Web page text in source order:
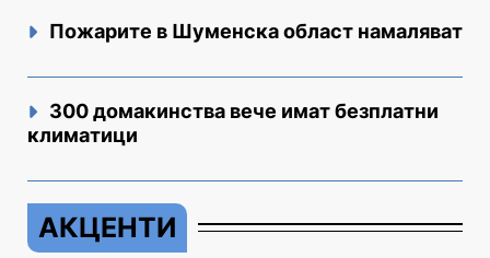
Пожарите в Шуменска област намаляват
300 домакинства вече имат безплатни
климатици
АКЦЕНТИ